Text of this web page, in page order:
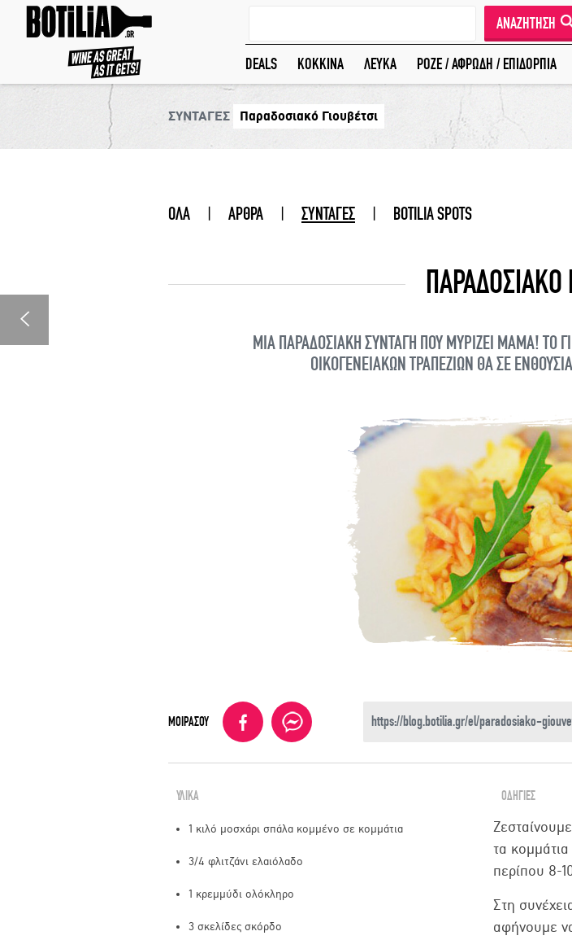
ΑΝΑΖΗΤΗΣΗ
DEALS ΚΟΚΚΙΝΑ ΛΕΥΚΑ ΡΟΖΕ / ΑΦΡΩΔΗ / ΕΠΙΔΟΡΠΙΑ
ΣΥΝΤΑΓΕΣ Παραδοσιακό Γιουβέτσι
ΟΛΑ | ΑΡΘΡΑ | ΣΥΝΤΑΓΕΣ | BOTILIA SPOTS
ΠΑΡΑΔΟΣΙΑΚΟ
ΜΙΑ ΠΑΡΑΔΟΣΙΑΚΗ ΣΥΝΤΑΓΗ ΠΟΥ ΜΥΡΙΖΕΙ ΜΑΜΑ! ΤΟ
ΟΙΚΟΓΕΝΕΙΑΚΩΝ ΤΡΑΠΕΖΙΩΝ ΘΑ ΣΕ
ΜΟΙΡΑΣΟΥ
ΥΛΙΚΑ
1 κιλό μοσχάρι σπάλα κομμένο σε κομμάτια
3/4 φλιτζάνι ελαιόλαδο
1 κρεμμύδι ολόκληρο
3 σκελίδες σκόρδο
ΟΔΗΓΙΕΣ
τα
περίπου 8-
Στη
αφήνουμε